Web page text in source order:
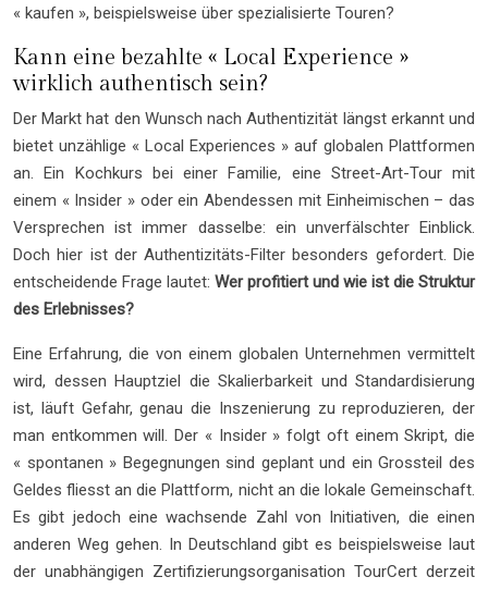
« kaufen », beispielsweise über spezialisierte Touren?
Kann eine bezahlte « Local Experience »
wirklich authentisch sein?
Der Markt hat den Wunsch nach Authentizität längst erkannt und
bietet unzählige « Local Experiences » auf globalen Plattformen
an. Ein Kochkurs bei einer Familie, eine Street-Art-Tour mit
einem « Insider » oder ein Abendessen mit Einheimischen – das
Versprechen ist immer dasselbe: ein unverfälschter Einblick.
Doch hier ist der Authentizitäts-Filter besonders gefordert. Die
entscheidende Frage lautet: Wer profitiert und wie ist die Struktur
des Erlebnisses?
Eine Erfahrung, die von einem globalen Unternehmen vermittelt
wird, dessen Hauptziel die Skalierbarkeit und Standardisierung
ist, läuft Gefahr, genau die Inszenierung zu reproduzieren, der
man entkommen will. Der « Insider » folgt oft einem Skript, die
« spontanen » Begegnungen sind geplant und ein Grossteil des
Geldes fliesst an die Plattform, nicht an die lokale Gemeinschaft.
Es gibt jedoch eine wachsende Zahl von Initiativen, die einen
anderen Weg gehen. In Deutschland gibt es beispielsweise laut
der unabhängigen Zertifizierungsorganisation TourCert derzeit